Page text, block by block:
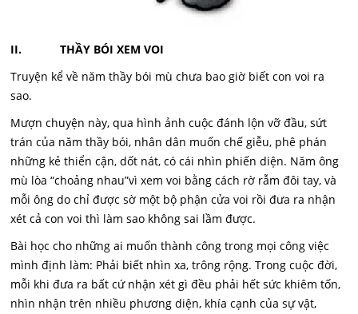
II. THẦY BÓI XEM VOI
Truyện kể về năm thầy bói mù chưa bao giờ biết con voi ra
sao.
Mượn chuyện này, qua hình ảnh cuộc đánh lộn vỡ đầu, sứt
trán của năm thầy bói, nhân dân muốn chế giễu, phê phán
những kẻ thiển cận, dốt nát, có cái nhìn phiến diện. Năm ông
mù lòa “choảng nhau”vì xem voi bằng cách rờ rẫm đôi tay, và
mỗi ông do chỉ được sờ một bộ phận cửa voi rồi đưa ra nhận
xét cả con voi thì làm sao không sai lầm được.
Bài học cho những ai muốn thành công trong mọi công việc
mình định làm: Phải biết nhìn xa, trông rộng. Trong cuộc đời,
mỗi khi đưa ra bất cứ nhận xét gì đều phải hết sức khiêm tốn,
nhìn nhận trên nhiều phương diện, khía cạnh của sự vật,